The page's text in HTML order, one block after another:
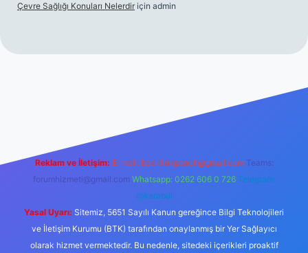
Çevre Sağlığı Konuları Nelerdir için admin
Reklam ve İletişim: E-mail: backlinkpaneli@gmail.com Teams:
forumhizmeti@gmail.com Whatsapp: 0262 606 0 726 Telegram:
@karabul
Yasal Uyarı: Sitemiz, 5651 Sayılı Kanun gereğince Bilgi Teknolojileri
ve İletişim Kurumu (BTK) tarafından onaylanmış bir Yer Sağlayıcı
olarak hizmet vermektedir. Bu nedenle, sitedeki içerikleri proaktif